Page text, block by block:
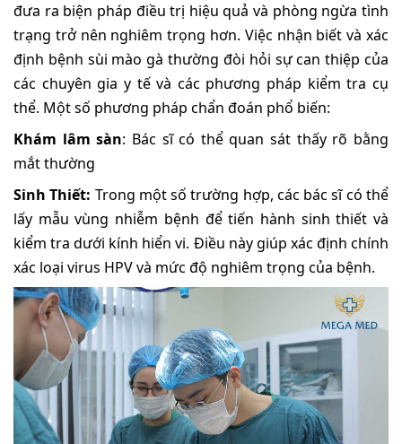
đưa ra biện pháp điều trị hiệu quả và phòng ngừa tình
trạng trở nên nghiêm trọng hơn. Việc nhận biết và xác
định bệnh sùi mào gà thường đòi hỏi sự can thiệp của
các chuyên gia y tế và các phương pháp kiểm tra cụ
thể. Một số phương pháp chẩn đoán phổ biến:
Khám lâm sàn: Bác sĩ có thể quan sát thấy rõ bằng
mắt thường
Sinh Thiết: Trong một số trường hợp, các bác sĩ có thể
lấy mẫu vùng nhiễm bệnh để tiến hành sinh thiết và
kiểm tra dưới kính hiển vi. Điều này giúp xác định chính
xác loại virus HPV và mức độ nghiêm trọng của bệnh.